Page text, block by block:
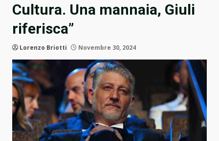
Cultura. Una mannaia, Giuli
riferisca”
Lorenzo Briotti Novembre 30, 2024